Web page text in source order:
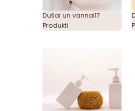
Dušai un vannai17
Produkti